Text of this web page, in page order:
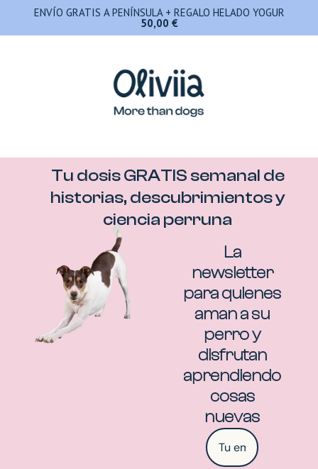
Tu dosis GRATIS semanal de
historias, descubrimientos y
ciencia perruna
La
newsletter
para quienes
aman a su
perro y
disfrutan
aprendiendo
cosas
nuevas
ENVÍO GRATIS A PENÍNSULA + REGALO HELADO YOGUR
50,00 €